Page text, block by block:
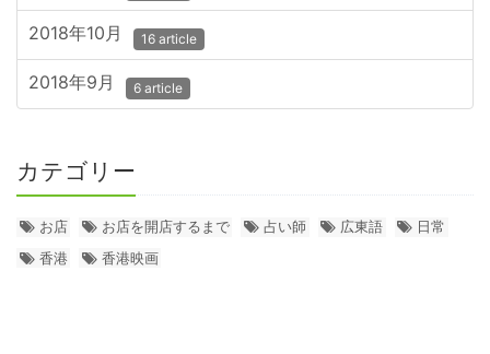
2018年10月 16 article
2018年9月 6 article
カテゴリー
お店 お店を開店するまで 占い師 広東語
日常
香港
香港映画